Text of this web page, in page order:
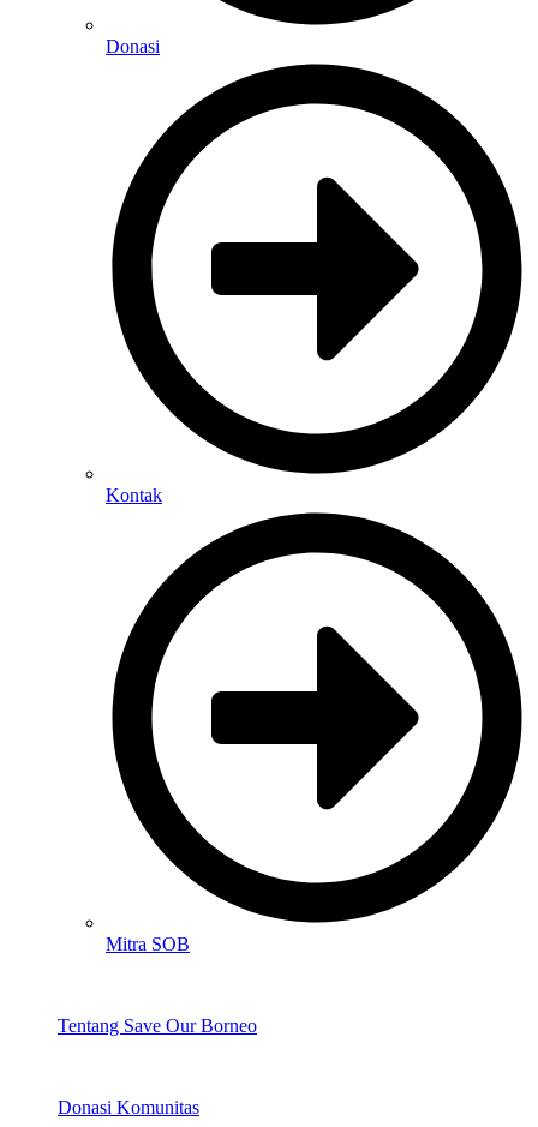
Donasi
Kontak
Mitra SOB
Tentang Save Our Borneo
Donasi Komunitas